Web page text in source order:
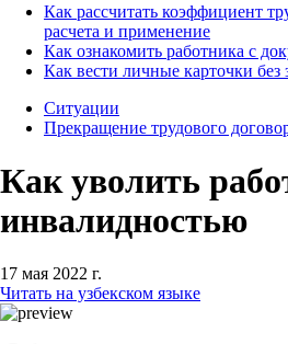
Как рассчитать коэффициент
расчета и применение
Как ознакомить работника с
Как вести личные карточки без
Ситуации
Прекращение трудового
Как уволить
инвалидностью
17 мая 2022 г.
Читать на узбекском языке